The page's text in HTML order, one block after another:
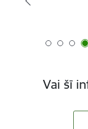
Vai šī